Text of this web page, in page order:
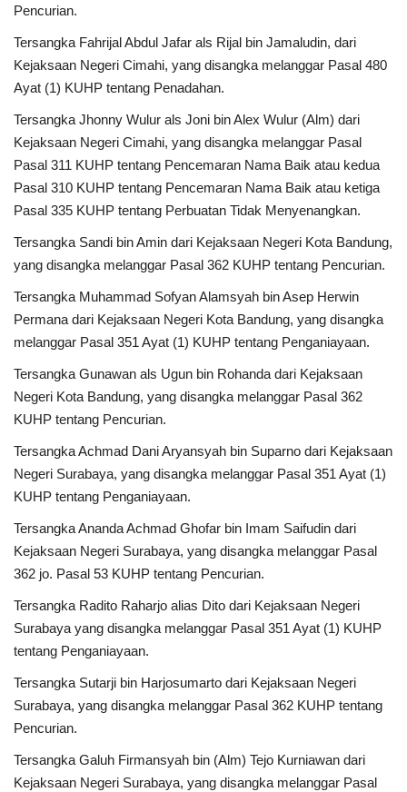
Layanan Publik
Perempuan/Anak
Pencurian.
Tersangka Fahrijal Abdul Jafar als Rijal bin Jamaludin, dari
Kejaksaan Negeri Cimahi, yang disangka melanggar Pasal 480
Ayat (1) KUHP tentang Penadahan.
Tersangka Jhonny Wulur als Joni bin Alex Wulur (Alm) dari
Kejaksaan Negeri Cimahi, yang disangka melanggar Pasal
Pasal 311 KUHP tentang Pencemaran Nama Baik atau kedua
Pasal 310 KUHP tentang Pencemaran Nama Baik atau ketiga
Pasal 335 KUHP tentang Perbuatan Tidak Menyenangkan.
Tersangka Sandi bin Amin dari Kejaksaan Negeri Kota Bandung,
yang disangka melanggar Pasal 362 KUHP tentang Pencurian.
Tersangka Muhammad Sofyan Alamsyah bin Asep Herwin
Permana dari Kejaksaan Negeri Kota Bandung, yang disangka
melanggar Pasal 351 Ayat (1) KUHP tentang Penganiayaan.
Tersangka Gunawan als Ugun bin Rohanda dari Kejaksaan
Negeri Kota Bandung, yang disangka melanggar Pasal 362
KUHP tentang Pencurian.
Tersangka Achmad Dani Aryansyah bin Suparno dari Kejaksaan
Negeri Surabaya, yang disangka melanggar Pasal 351 Ayat (1)
KUHP tentang Penganiayaan.
Tersangka Ananda Achmad Ghofar bin Imam Saifudin dari
Kejaksaan Negeri Surabaya, yang disangka melanggar Pasal
362 jo. Pasal 53 KUHP tentang Pencurian.
Tersangka Radito Raharjo alias Dito dari Kejaksaan Negeri
Surabaya yang disangka melanggar Pasal 351 Ayat (1) KUHP
tentang Penganiayaan.
Tersangka Sutarji bin Harjosumarto dari Kejaksaan Negeri
Surabaya, yang disangka melanggar Pasal 362 KUHP tentang
Pencurian.
Tersangka Galuh Firmansyah bin (Alm) Tejo Kurniawan dari
Kejaksaan Negeri Surabaya, yang disangka melanggar Pasal